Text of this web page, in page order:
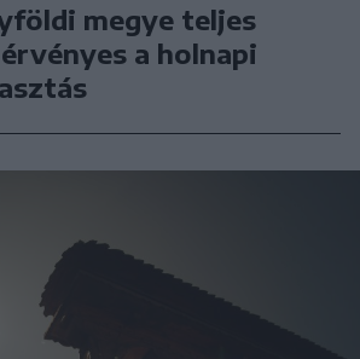
megye teljes
a holnapi